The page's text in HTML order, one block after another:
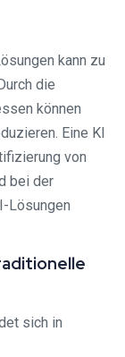
kann zu
die
können
Eine KI
von
bei der
Lösungen
sich in